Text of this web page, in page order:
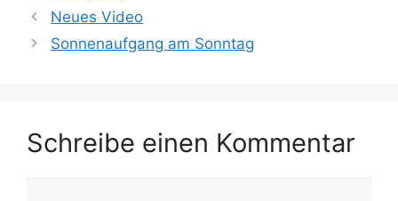
Neues Video
Sonnenaufgang am Sonntag
Schreibe einen Kommentar